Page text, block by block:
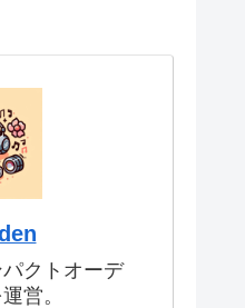
クトオーデ
営。